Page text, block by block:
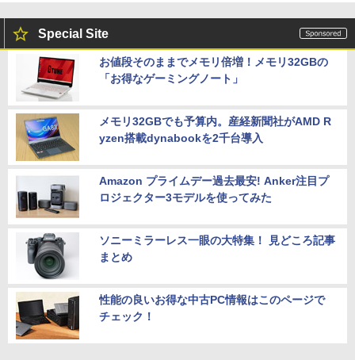
Special Site
お値段そのままでメモリ倍増！メモリ32GBの
「お得なゲーミングノート」
メモリ32GBでも予算内。産経新聞社がAMD R
yzen搭載dynabookを2千台導入
Amazon プライムデー過去最安! Anker注目プ
ロジェクター3モデルを使ってみた
ソニーミラーレス一眼の大特集！ 見どころ記事
まとめ
性能の良いお得な中古PC情報はこのページで
チェック！